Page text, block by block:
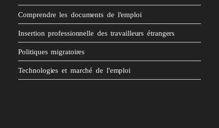
Comprendre les documents de l'emploi
Insertion professionnelle des travailleurs étrangers
Politiques migratoires
Technologies et marché de l'emploi